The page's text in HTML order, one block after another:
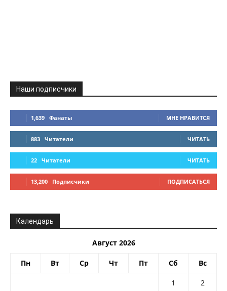
Наши подписчики
1,639 Фанаты МНЕ НРАВИТСЯ
883 Читатели ЧИТАТЬ
22 Читатели ЧИТАТЬ
13,200 Подписчики ПОДПИСАТЬСЯ
Календарь
Август 2026
Пн Вт Ср Чт Пт Сб Вс
1 2